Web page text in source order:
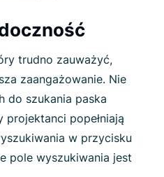
trudno zauważyć,
zaangażowanie. Nie
do szukania paska
popełniają
w przycisku
pole wyszukiwania jest